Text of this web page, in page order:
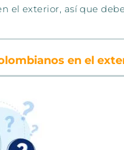
el exterior, así que
en el